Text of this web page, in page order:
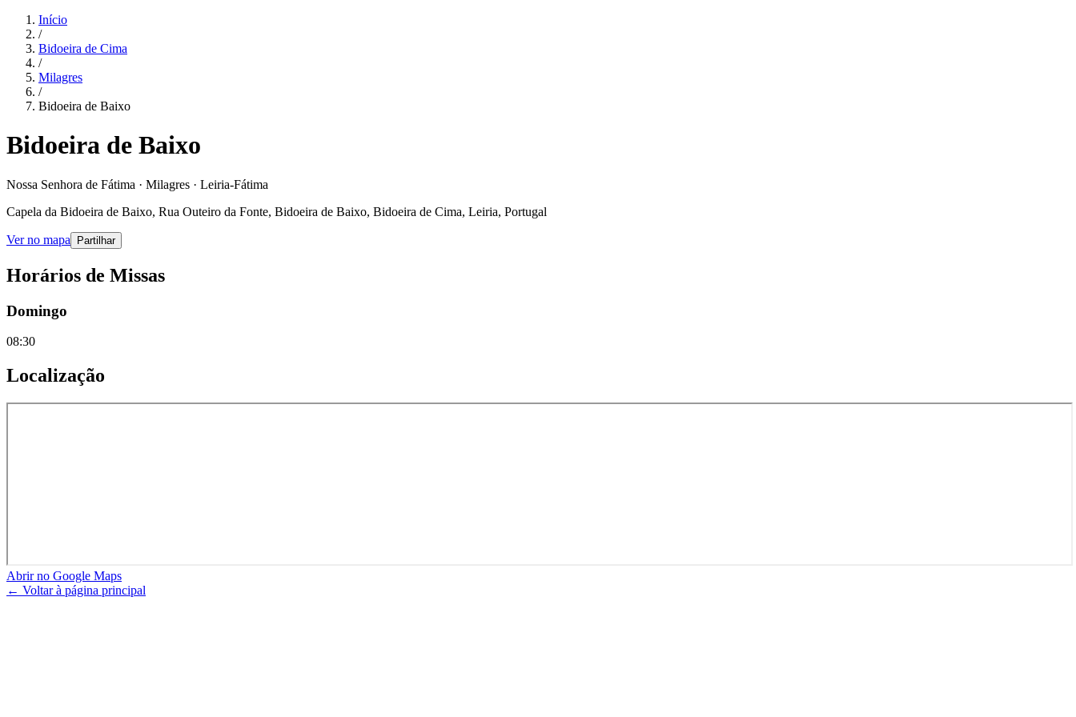
Início
/
Bidoeira de Cima
/
Milagres
/
Bidoeira de Baixo
Bidoeira de Baixo
Nossa Senhora de Fátima · Milagres · Leiria-Fátima
Capela da Bidoeira de Baixo, Rua Outeiro da Fonte, Bidoeira de Baixo, Bidoeira de Cima, Leiria, Portugal
Ver no mapa Partilhar
Horários de Missas
Domingo
08:30
Localização
Abrir no Google Maps
← Voltar à página principal